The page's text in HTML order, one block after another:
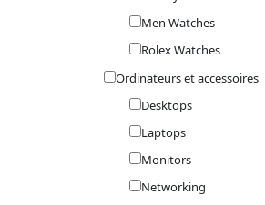
Men Watches
Rolex Watches
Ordinateurs et accessoires
Desktops
Laptops
Monitors
Networking